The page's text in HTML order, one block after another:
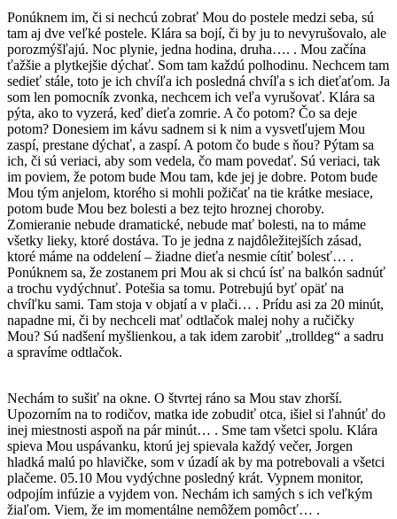
Ponúknem im, či si nechcú zobrať Mou do postele medzi seba, sú
tam aj dve veľké postele. Klára sa bojí, či by ju to nevyrušovalo, ale
porozmýšľajú. Noc plynie, jedna hodina, druha…. . Mou začína
ťažšie a plytkejšie dýchať. Som tam každú polhodinu. Nechcem tam
sedieť stále, toto je ich chvíľa ich posledná chvíľa s ich dieťaťom. Ja
som len pomocník zvonka, nechcem ich veľa vyrušovať. Klára sa
pýta, ako to vyzerá, keď dieťa zomrie. A čo potom? Čo sa deje
potom? Donesiem im kávu sadnem si k nim a vysvetľujem Mou
zaspí, prestane dýchať, a zaspí. A potom čo bude s ňou? Pýtam sa
ich, či sú veriaci, aby som vedela, čo mam povedať. Sú veriaci, tak
im poviem, že potom bude Mou tam, kde jej je dobre. Potom bude
Mou tým anjelom, ktorého si mohli požičať na tie krátke mesiace,
potom bude Mou bez bolesti a bez tejto hroznej choroby.
Zomieranie nebude dramatické, nebude mať bolesti, na to máme
všetky lieky, ktoré dostáva. To je jedna z najdôležitejších zásad,
ktoré máme na oddelení – žiadne dieťa nesmie cítiť bolesť… .
Ponúknem sa, že zostanem pri Mou ak si chcú ísť na balkón sadnúť
a trochu vydýchnuť. Potešia sa tomu. Potrebujú byť opäť na
chvíľku sami. Tam stoja v objatí a v plači… . Prídu asi za 20 minút,
napadne mi, či by nechceli mať odtlačok malej nohy a ručičky
Mou? Sú nadšení myšlienkou, a tak idem zarobiť „trolldeg“ a sadru
a spravíme odtlačok.
Nechám to sušiť na okne. O štvrtej ráno sa Mou stav zhorší.
Upozorním na to rodičov, matka ide zobudiť otca, išiel si ľahnúť do
inej miestnosti aspoň na pár minút… . Sme tam všetci spolu. Klára
spieva Mou uspávanku, ktorú jej spievala každý večer, Jorgen
hladká malú po hlavičke, som v úzadí ak by ma potrebovali a všetci
plačeme. 05.10 Mou vydýchne posledný krát. Vypnem monitor,
odpojím infúzie a vyjdem von. Nechám ich samých s ich veľkým
žiaľom. Viem, že im momentálne nemôžem pomôcť… .